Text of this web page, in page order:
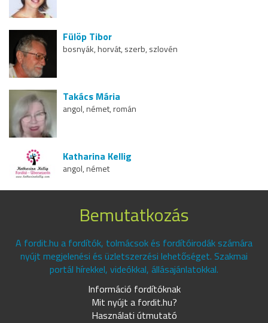
Fülöp Tibor
bosnyák, horvát, szerb, szlovén
Takács Mária
angol, német, román
Katharina Kellig
angol, német
Bemutatkozás
A fordit.hu a fordítók, tolmácsok és fordítóirodák számára
nyújt megjelenési és üzletszerzési lehetőséget. Szakmai
portál hírekkel, videókkal, állásajánlatokkal.
Információ fordítóknak
Mit nyújt a fordit.hu?
Használati útmutató